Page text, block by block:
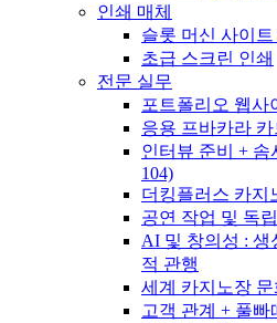
인쇄 매체
슬롯 머신 사이
초급 스크린 인쇄
전문 실무
포트폴리오 웹사
응용 프바카라
인터뷰 준비 + 솜
104)
더킹플러스 카지
공연 작업 및 독
AI 및 창의성 : 생
적 관행
세계 카지노장 문
고객 관계 + 풀빠